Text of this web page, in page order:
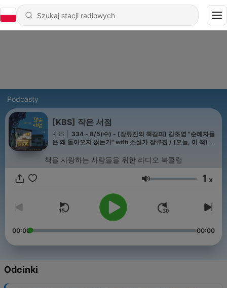
Podcasty
[KBS] 작은 서점
KBS
334 - 8/5(수) - [장류진의 책갈피] 김초엽 "순례자들
은 왜 돌아오지 않는가" with 소설가 장류진 / [오늘, 이 책] 미
MD
책을 사랑하는 사람들을 위한 라디오 북클럽
Głośność 1 x
00:00 00:00
Odcinki